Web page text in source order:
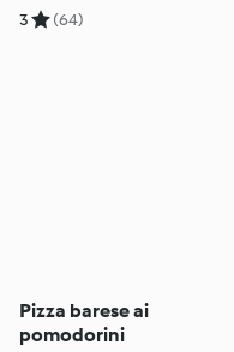
3 (64)
Pizza barese ai
pomodorini